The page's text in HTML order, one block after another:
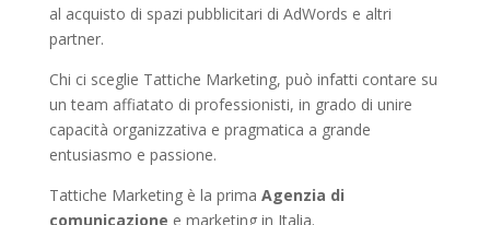
al acquisto di spazi pubblicitari di AdWords e altri
partner.
Chi ci sceglie Tattiche Marketing, può infatti contare su
un team affiatato di professionisti, in grado di unire
capacità organizzativa e pragmatica a grande
entusiasmo e passione.
Tattiche Marketing è la prima Agenzia di
comunicazione e marketing in Italia.